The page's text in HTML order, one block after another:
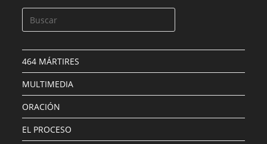
464 MÁRTIRES
MULTIMEDIA
ORACIÓN
EL PROCESO